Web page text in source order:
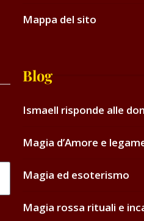
Mappa del sito
Blog
Ismaell risponde alle
Magia d’Amore e
Magia ed esoterismo
Magia rossa rituali e